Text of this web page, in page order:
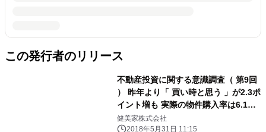
この発行者のリリース
不動産投資に関する意識調査（ 第9回
） 昨年より「 買い時と思う 」が2.3ポ
イント増も 実際の物件購入率は6.1ポ
イント減
健美家株式会社
2018年5月31日 11:15